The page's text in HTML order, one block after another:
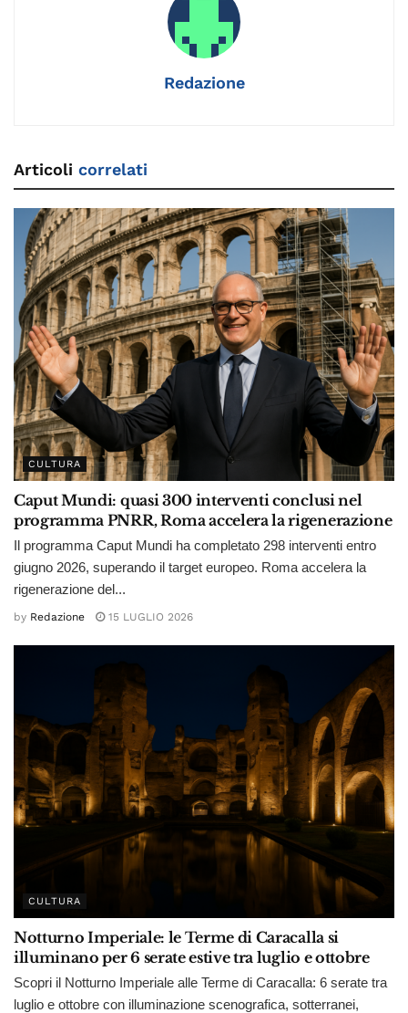
Redazione
Articoli correlati
CULTURA
Caput Mundi: quasi 300 interventi conclusi nel
programma PNRR, Roma accelera la rigenerazione
Il programma Caput Mundi ha completato 298 interventi entro
giugno 2026, superando il target europeo. Roma accelera la
rigenerazione del...
by Redazione 15 LUGLIO 2026
CULTURA
Notturno Imperiale: le Terme di Caracalla si
illuminano per 6 serate estive tra luglio e ottobre
Scopri il Notturno Imperiale alle Terme di Caracalla: 6 serate tra
luglio e ottobre con illuminazione scenografica, sotterranei,